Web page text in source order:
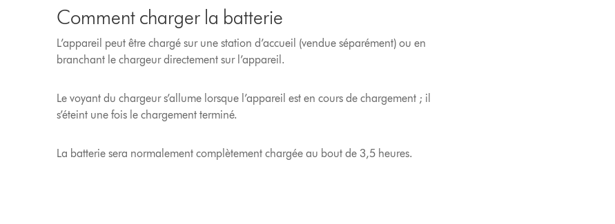
Comment charger la batterie
L’appareil peut être chargé sur une station d’accueil (vendue séparément) ou en
branchant le chargeur directement sur l’appareil.
Le voyant du chargeur s’allume lorsque l’appareil est en cours de chargement ; il
s’éteint une fois le chargement terminé.
La batterie sera normalement complètement chargée au bout de 3,5 heures.